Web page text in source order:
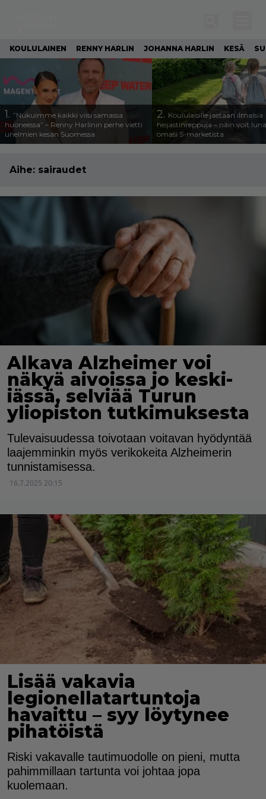
KOULULAINEN RENNY HARLIN JOHANNA HARLIN KESÄ
1. ”Nukuimme kaikki viisi samassa
huoneessa” – Renny Harlinin perhe vietti
unelmien kesän Suomessa
2. Koululaisille jaetaan ilmaisia
heijastinreppuja – näin voit
omasi S-marketista
Aihe: sairaudet
Alkava Alzheimer voi
näkyä aivoissa jo keski-
iässä, selviää Turun
yliopiston tutkimuksesta
Tulevaisuudessa toivotaan voitavan hyödyntää
laajemminkin myös verikokeita Alzheimerin
tunnistamisessa.
16.7.2025 20:15
Lisää vakavia
legionellatartuntoja
havaittu – syy löytynee
pihatöistä
Riski vakavalle tautimuodolle on pieni, mutta
pahimmillaan tartunta voi johtaa jopa
kuolemaan.